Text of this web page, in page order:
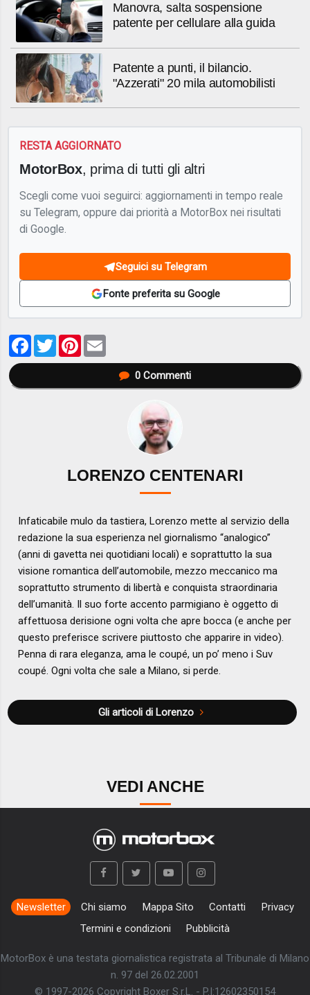
Manovra, salta sospensione
patente per cellulare alla guida
Patente a punti, il bilancio.
"Azzerati" 20 mila automobilisti
RESTA AGGIORNATO
MotorBox, prima di tutti gli altri
Scegli come vuoi seguirci: aggiornamenti in tempo reale
su Telegram, oppure dai priorità a MotorBox nei risultati
di Google.
Seguici su Telegram
Fonte preferita su Google
Facebook
TwitterPinterest
0Commenti
LORENZO CENTENARI
Infaticabile mulo da tastiera, Lorenzo mette al servizio della
redazione la sua esperienza nel giornalismo “analogico”
(anni di gavetta nei quotidiani locali) e soprattutto la sua
visione romantica dell’automobile, mezzo meccanico ma
soprattutto strumento di libertà e conquista straordinaria
dell’umanità. Il suo forte accento parmigiano è oggetto di
affettuosa derisione ogni volta che apre bocca (e anche per
questo preferisce scrivere piuttosto che apparire in video).
Penna di rara eleganza, ama le coupé, un po’ meno i Suv
coupé. Ogni volta che sale a Milano, si perde.
Gli articoli di Lorenzo
VEDI ANCHE
Newsletter Chi siamo Mappa Sito Contatti
Privacy
Termini e condizioni
Pubblicità
MotorBox è una testata giornalistica registrata al Tribunale di Milano
n. 97 del 26.02.2001
© 1997-2026 Copyright Boxer S.r.L. - P.I:12602350154